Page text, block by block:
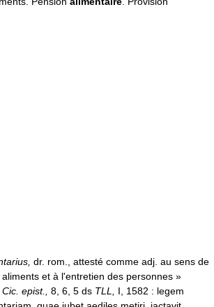
dr. rom., attesté comme adj. au sens de
et à l'entretien des personnes »
Cic. epist., 8, 6, 5 ds TLL,
I, 1582 : legem